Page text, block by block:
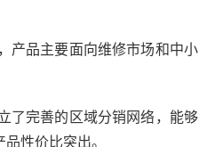
产品主要面向维修市场和中小
了完善的区域分销网络，能够
性价比突出。